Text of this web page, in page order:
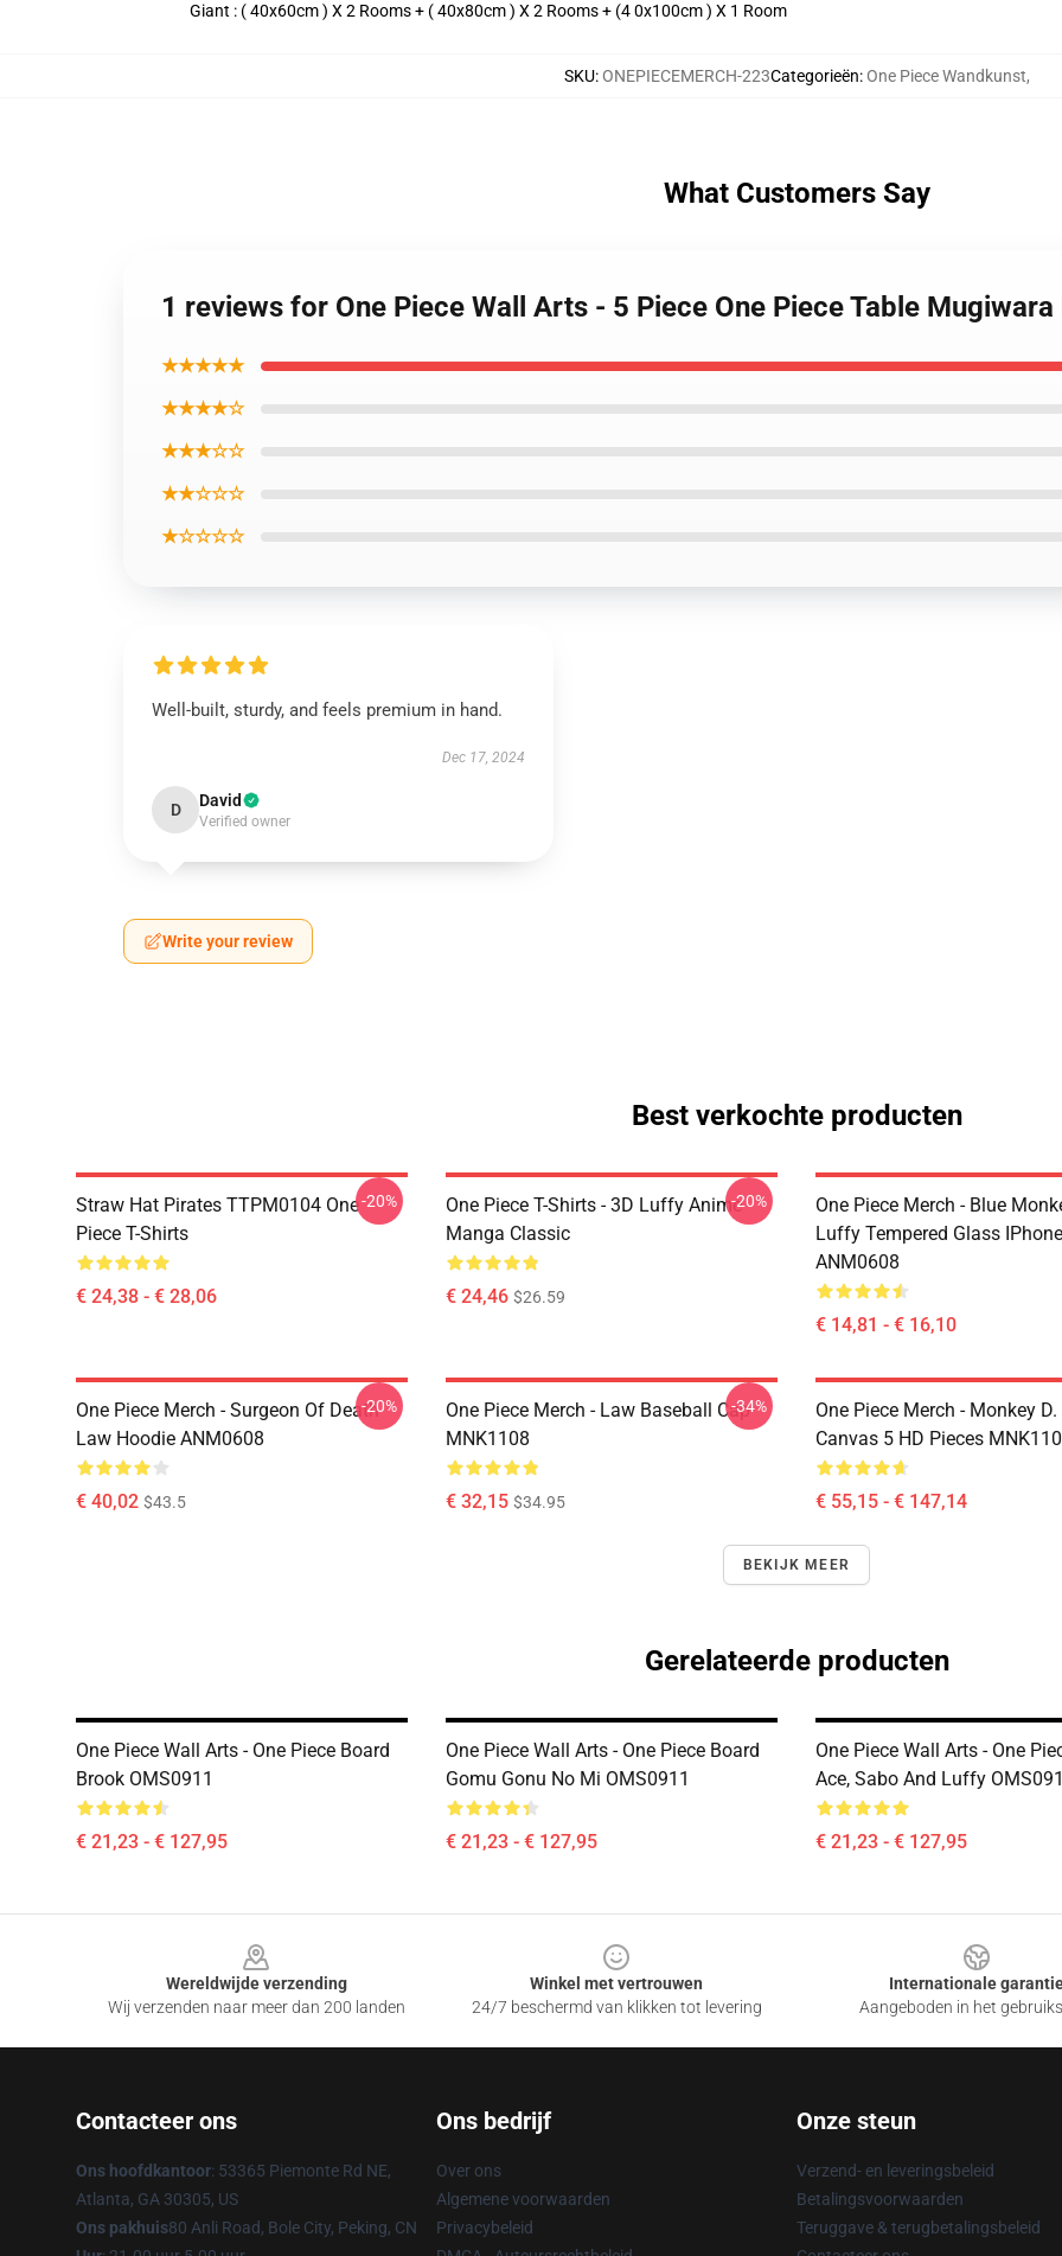
Giant : ( 40x60cm ) X 2 Rooms + ( 40x80cm ) X 2 Rooms + (4 0x100cm ) X 1 Room
SKU:ONEPIECEMERCH-223Categorieën:One Piece Wandkunst,
What Customers Say
1 reviews for One Piece Wall Arts - 5 Piece One Piece Table
★★★★★
★★★★☆
★★★☆☆
★★☆☆☆
★☆☆☆☆
Well-built, sturdy, and feels premium in hand.
Dec 17, 2024
D David
Verified owner
Write your review
Best verkochte producten
Straw Hat Pirates TTPM0104 One
Piece T-Shirts
€ 24,38 - € 28,06
-20%
One Piece T-Shirts - 3D Luffy Anime
Manga Classic
€ 24,46 $26.59
-20%
One Piece Merch - Blue
Luffy Tempered Glass
ANM0608
€ 14,81 - € 16,10
One Piece Merch - Surgeon Of Death
Law Hoodie ANM0608
€ 40,02 $43.5
-20%
One Piece Merch - Law Baseball Cap
MNK1108
€ 32,15 $34.95
-34%
One Piece Merch - Monkey
Canvas 5 HD Pieces
€ 55,15 - € 147,14
BEKIJK MEER
Gerelateerde producten
One Piece Wall Arts - One Piece Board
Brook OMS0911
€ 21,23 - € 127,95
One Piece Wall Arts - One Piece Board
Gomu Gonu No Mi OMS0911
€ 21,23 - € 127,95
One Piece Wall Arts - One
Ace, Sabo And Luffy
€ 21,23 - € 127,95
Wereldwijde verzending
Wij verzenden naar meer dan 200 landen
Winkel met vertrouwen
24/7 beschermd van klikken tot levering
Internationale
Aangeboden in het
Contacteer ons
Ons hoofdkantoor: 53365 Piemonte Rd NE,
Atlanta, GA 30305, US
Ons pakhuis80 Anli Road, Bole City, Peking, CN
Ons bedrijf
Over ons
Algemene voorwaarden
Privacybeleid
Onze steun
Verzend- en leveringsbeleid
Betalingsvoorwaarden
Teruggave & terugbetalingsbeleid